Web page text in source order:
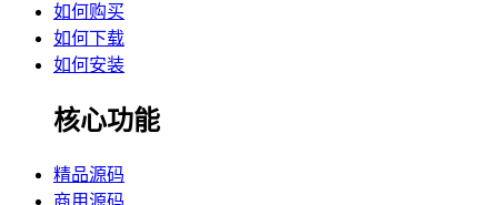
如何购买
如何下载
如何安装
核心功能
精品源码
商用源码